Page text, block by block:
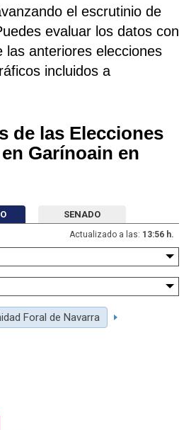
el escrutinio de
evaluar los datos con
las anteriores elecciones
incluidos a
de las Elecciones
Garínoain en
SENADO
Actualizado a las: 13:56 h.
Foral de Navarra